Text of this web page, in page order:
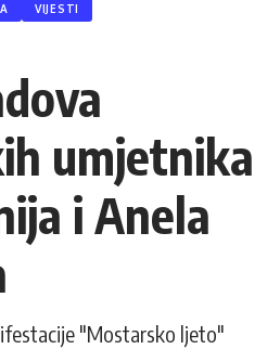
VIJESTI
umjetnika
i Anela
"Mostarsko ljeto"